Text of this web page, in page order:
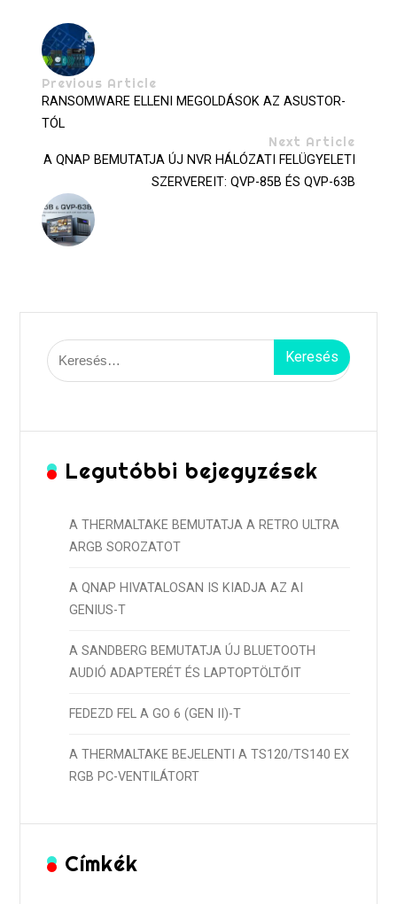
Previous Article
RANSOMWARE ELLENI MEGOLDÁSOK AZ ASUSTOR-
TÓL
Next Article
A QNAP BEMUTATJA ÚJ NVR HÁLÓZATI FELÜGYELETI
SZERVEREIT: QVP-85B ÉS QVP-63B
Keresés:
Legutóbbi bejegyzések
A THERMALTAKE BEMUTATJA A RETRO ULTRA
ARGB SOROZATOT
A QNAP HIVATALOSAN IS KIADJA AZ AI
GENIUS-T
A SANDBERG BEMUTATJA ÚJ BLUETOOTH
AUDIÓ ADAPTERÉT ÉS LAPTOPTÖLTŐIT
FEDEZD FEL A GO 6 (GEN II)-T
A THERMALTAKE BEJELENTI A TS120/TS140 EX
RGB PC-VENTILÁTORT
Címkék